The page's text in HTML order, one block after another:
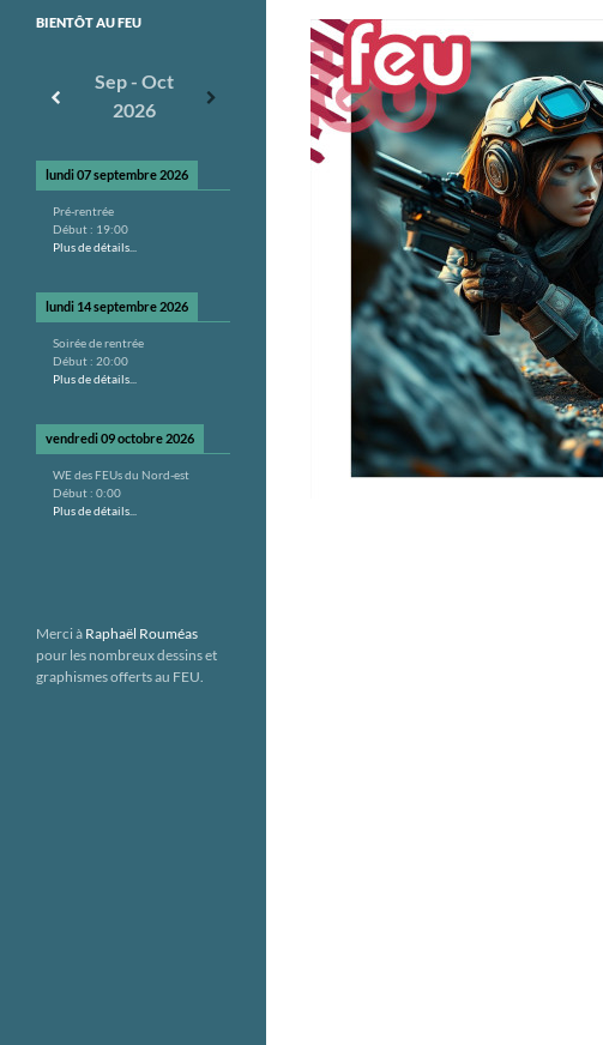
BIENTÔT AU FEU
Sep - Oct
2026
lundi 07 septembre 2026
Pré-rentrée
Début : 19:00
Plus de détails...
lundi 14 septembre 2026
Soirée de rentrée
Début : 20:00
Plus de détails...
vendredi 09 octobre 2026
WE des FEUs du Nord-est
Début : 0:00
Plus de détails...
Merci à Raphaël Rouméas
pour les nombreux dessins et
graphismes offerts au FEU.